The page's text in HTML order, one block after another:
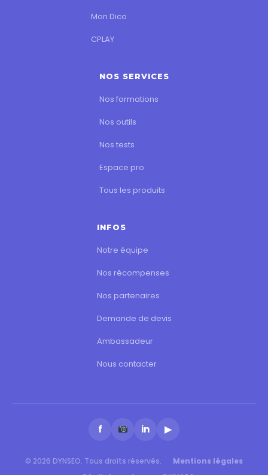
Mon Dico
CPLAY
NOS SERVICES
Nos formations
Nos outils
Nos tests
Espace pro
Tous les produits
INFOS
Notre équipe
Nos récompenses
Nos partenaires
Demande de devis
Ambassadeur
Nous contacter
f in ▶
© 2026 DYNSEO. Tous droits réservés.
Mentions légales